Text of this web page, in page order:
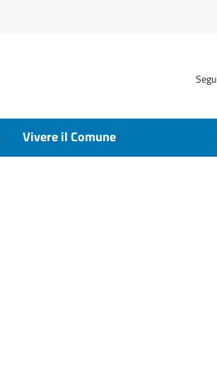
Vivere il Comune